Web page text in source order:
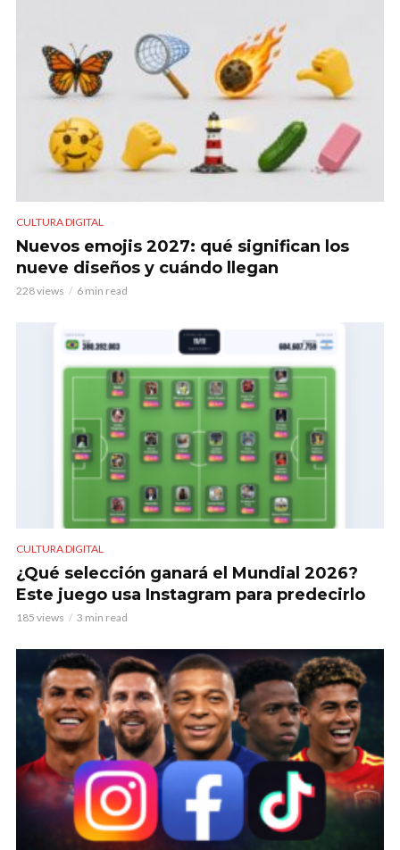
CULTURA DIGITAL
Nuevos emojis 2027: qué significan los
nueve diseños y cuándo llegan
228 views 6 min read
CULTURA DIGITAL
¿Qué selección ganará el Mundial 2026?
Este juego usa Instagram para predecirlo
185 views 3 min read